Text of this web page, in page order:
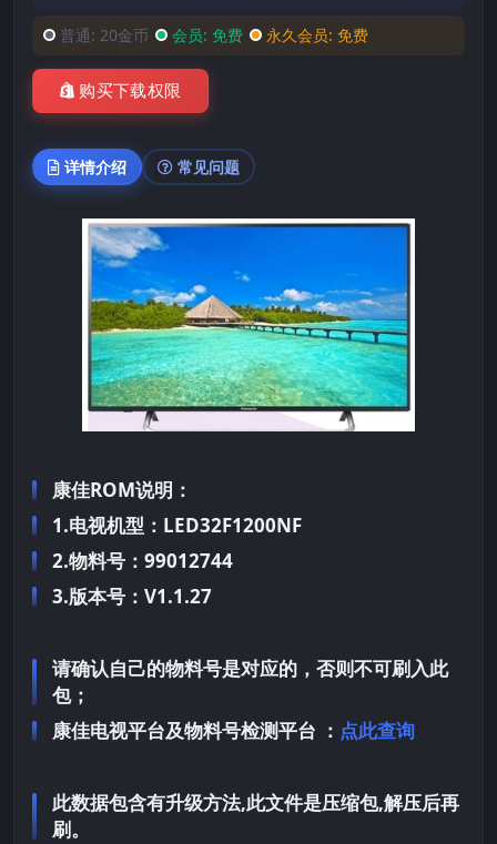
普通: 20金币 会员: 免费 永久会员: 免费
购买下载权限
详情介绍 常见问题
康佳ROM说明：
1.电视机型：LED32F1200NF
2.物料号：99012744
3.版本号：V1.1.27
请确认自己的物料号是对应的，否则不可刷入此
包；
康佳电视平台及物料号检测平台 ： 点此查询
此数据包含有升级方法,此文件是压缩包,解压后再
刷。